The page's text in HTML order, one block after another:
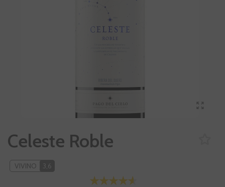
Celeste Roble
VIVINO 3,6